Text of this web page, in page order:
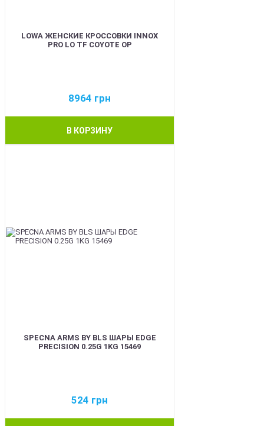
LOWA ЖЕНСКИЕ КРОССОВКИ INNOX
PRO LO TF COYOTE OP
8964 грн
В КОРЗИНУ
SPECNA ARMS BY BLS ШАРЫ EDGE
PRECISION 0.25G 1KG 15469
524 грн